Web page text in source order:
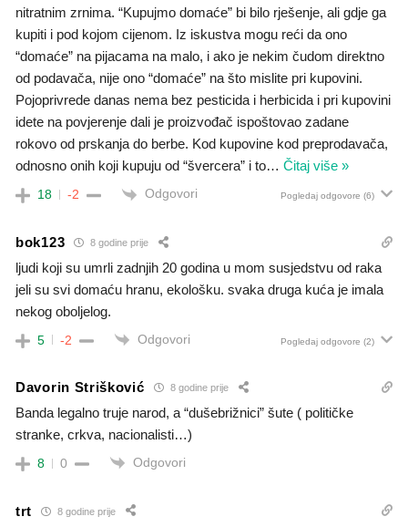
nitratnim zrnima. “Kupujmo domaće” bi bilo rješenje, ali gdje ga
kupiti i pod kojom cijenom. Iz iskustva mogu reći da ono
“domaće” na pijacama na malo, i ako je nekim čudom direktno
od podavača, nije ono “domaće” na što mislite pri kupovini.
Pojoprivrede danas nema bez pesticida i herbicida i pri kupovini
idete na povjerenje dali je proizvođač ispoštovao zadane
rokovo od prskanja do berbe. Kod kupovine kod preprodavača,
odnosno onih koji kupuju od “švercera” i to… Čitaj više »
18 -2 Odgovori Pogledaj odgovore (6)
bok123 8 godine prije
ljudi koji su umrli zadnjih 20 godina u mom susjedstvu od raka
jeli su svi domaću hranu, ekološku. svaka druga kuća je imala
nekog oboljelog.
5 -2 Odgovori Pogledaj odgovore (2)
Davorin Strišković 8 godine prije
Banda legalno truje narod, a “dušebrižnici” šute ( političke
stranke, crkva, nacionalisti…)
8 0 Odgovori
trt 8 godine prije